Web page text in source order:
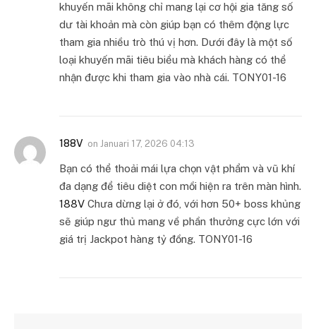
khuyến mãi không chỉ mang lại cơ hội gia tăng số
dư tài khoản mà còn giúp bạn có thêm động lực
tham gia nhiều trò thú vị hơn. Dưới đây là một số
loại khuyến mãi tiêu biểu mà khách hàng có thể
nhận được khi tham gia vào nhà cái. TONY01-16
188V on Januari 17, 2026 04:13
Bạn có thể thoải mái lựa chọn vật phẩm và vũ khí
đa dạng để tiêu diệt con mồi hiện ra trên màn hình.
188V Chưa dừng lại ở đó, với hơn 50+ boss khủng
sẽ giúp ngư thủ mang về phần thưởng cực lớn với
giá trị Jackpot hàng tỷ đồng. TONY01-16